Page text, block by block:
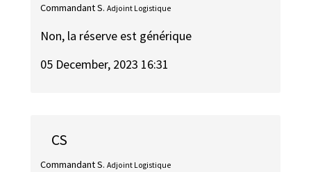
Commandant S. Adjoint Logistique
Non, la réserve est générique
05 December, 2023 16:31
CS
Commandant S. Adjoint Logistique